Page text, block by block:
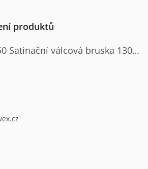
produktů
XT105350 Satinační válcová bruska 1300W
produktu je 4 z 5 hvězdiček.